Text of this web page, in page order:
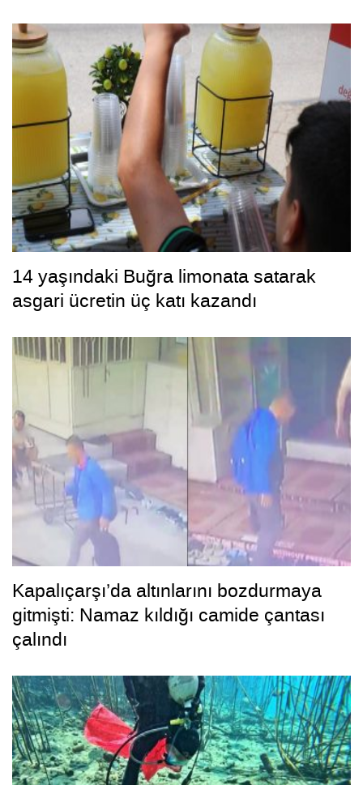
14 yaşındaki Buğra limonata satarak
asgari ücretin üç katı kazandı
Kapalıçarşı’da altınlarını bozdurmaya
gitmişti: Namaz kıldığı camide çantası
çalındı